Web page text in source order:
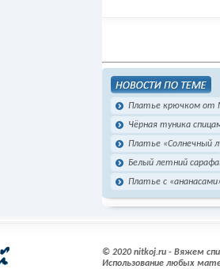
Платье крючком от
Чёрная туника
Платье «Солнечный
Белый летний
Платье с
© 2020 nitkoj.ru - Вяжем
Использование любых